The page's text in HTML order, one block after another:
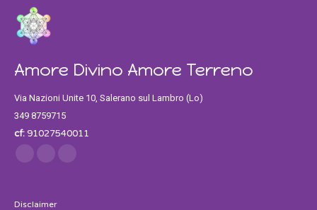
Amore Divino Amore Terreno
Via Nazioni Unite 10, Salerano sul Lambro (Lo)
349 8759715
cf:91027540011
Find us on:
Facebook
TwitterInstagram
Disclaimer